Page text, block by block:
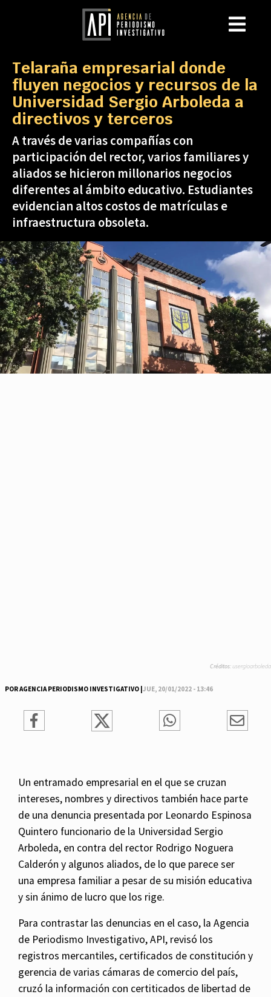
Telaraña empresarial donde
fluyen negocios y recursos de la
Universidad Sergio Arboleda a
directivos y terceros
A través de varias compañías con
participación del rector, varios familiares y
aliados se hicieron millonarios negocios
diferentes al ámbito educativo. Estudiantes
evidencian altos costos de matrículas e
infraestructura obsoleta.
POR AGENCIA PERIODISMO INVESTIGATIVO | JUE, 20/01/2022 - 13:46
Créditos:usergioarboleda
Un entramado empresarial en el que se cruzan
intereses, nombres y directivos también hace parte
de una denuncia presentada por Leonardo Espinosa
Quintero funcionario de la Universidad Sergio
Arboleda, en contra del rector Rodrigo Noguera
Calderón y algunos aliados, de lo que parece ser
una empresa familiar a pesar de su misión educativa
y sin ánimo de lucro que los rige.
Para contrastar las denuncias en el caso, la Agencia
de Periodismo Investigativo, API, revisó los
registros mercantiles, certificados de constitución y
gerencia de varias cámaras de comercio del país,
cruzó la información con certiticados de libertad de